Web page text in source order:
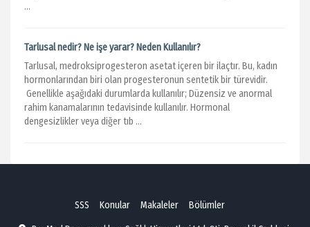
...
Tarlusal nedir? Ne işe yarar? Neden Kullanılır?
Tarlusal, medroksiprogesteron asetat içeren bir ilaçtır. Bu, kadın
hormonlarından biri olan progesteronun sentetik bir türevidir.
Genellikle aşağıdaki durumlarda kullanılır; Düzensiz ve anormal
rahim kanamalarının tedavisinde kullanılır. Hormonal
dengesizlikler veya diğer tıb ...
SSS Konular Makaleler Bölümler